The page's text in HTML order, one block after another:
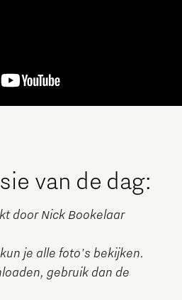
van de dag:
door Nick Bookelaar
je alle foto's bekijken.
gebruik dan de